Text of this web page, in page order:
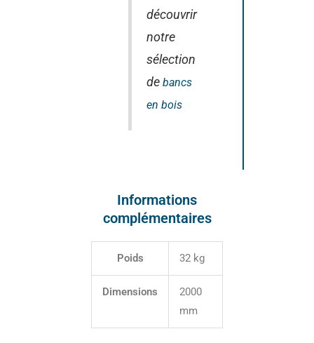
découvrir
notre
sélection
de bancs
en bois
Informations
complémentaires
Poids 32 kg
Dimensions
2000
mm